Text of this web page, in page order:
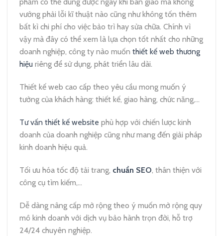
phẩm có thể dùng được ngay khi bàn giao mà không
vướng phải lỗi kĩ thuật nào cũng như không tốn thêm
bất kì chi phí cho việc bảo trì hay sửa chữa. Chính vì
vậy mà đây có thể xem là lựa chọn tốt nhất cho những
doanh nghiệp, công ty nào muốn thiết kế web thương
hiệu riêng để sử dụng, phát triển lâu dài.
Thiết kế web cao cấp theo yêu cầu mong muốn ý
tưởng của khách hàng: thiết kế, giao hàng, chức năng,…
Tư vấn thiết kế website phù hợp với chiến lược kinh
doanh của doanh nghiệp cũng như mang đến giải pháp
kinh doanh hiệu quả.
Tối ưu hóa tốc độ tải trang, chuẩn SEO, thân thiện với
công cụ tìm kiếm,…
Dễ dàng nâng cấp mở rộng theo ý muốn mở rộng quy
mô kinh doanh với dịch vụ bảo hành trọn đời, hỗ trợ
24/24 chuyên nghiệp.